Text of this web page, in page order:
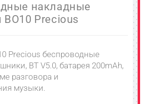
накладные
Precious
Precious беспроводные
BT V5.0, батарея 200mAh,
разговора и
музыки.